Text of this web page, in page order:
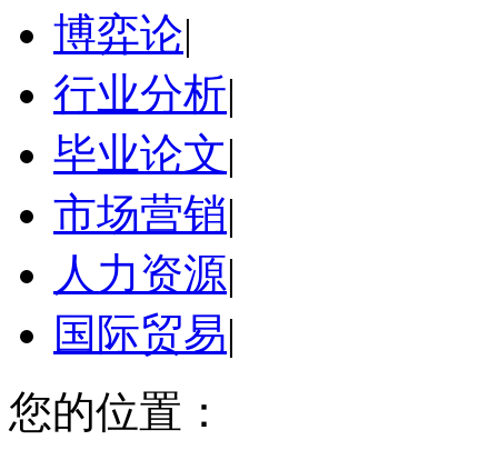
博弈论|
行业分析|
毕业论文|
市场营销|
人力资源|
国际贸易|
您的位置：